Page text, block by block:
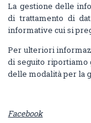
La gestione delle
di trattamento di
informative cui si
Per ulteriori
di seguito
delle modalità per la
Facebook